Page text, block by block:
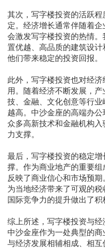
其次，写字楼投资的活跃
定。经济增长通常伴随着
会激发写字楼投资的热情
置优越、高品质的建筑设
他们带来稳定的投资回报。
此外，写字楼投资也对经
用。随着经济不断发展，
技、金融、文化创意等行
越高。中沙金座的高端办
众多高新技术和金融机构
力支撑。
最后，写字楼投资的稳定
撑。作为商业地产的重要
反映了商业信心和市场预
为当地经济带来了可观的
国际竞争力的提升做出了积
综上所述，写字楼投资与经
中沙金座作为一处典型的
与经济发展相辅相成、相